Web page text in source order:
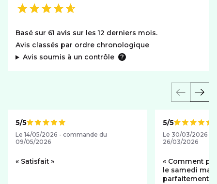
Basé sur 61 avis sur les 12 derniers mois.
Avis classés par ordre chronologique
Avis soumis à un contrôle
Note de
5/5
Le 14/05/2026 - commande du
09/05/2026
Satisfait
Note de
5/5
Le 30/03/2026 -
26/03/2026
Comment
le samedi
parfaitement